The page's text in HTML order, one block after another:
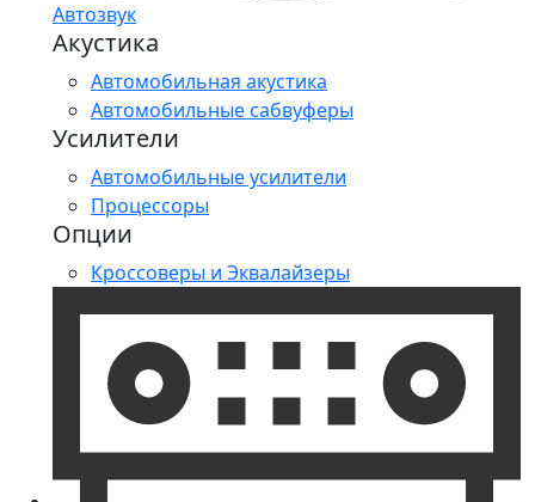
Автозвук
Акустика
Автомобильная акустика
Автомобильные сабвуферы
Усилители
Автомобильные усилители
Процессоры
Опции
Кроссоверы и Эквалайзеры